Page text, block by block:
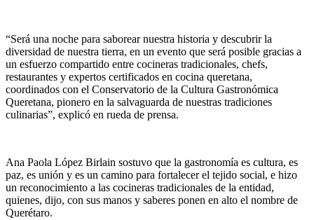
“Será una noche para saborear nuestra historia y descubrir la
diversidad de nuestra tierra, en un evento que será posible gracias a
un esfuerzo compartido entre cocineras tradicionales, chefs,
restaurantes y expertos certificados en cocina queretana,
coordinados con el Conservatorio de la Cultura Gastronómica
Queretana, pionero en la salvaguarda de nuestras tradiciones
culinarias”, explicó en rueda de prensa.
Ana Paola López Birlain sostuvo que la gastronomía es cultura, es
paz, es unión y es un camino para fortalecer el tejido social, e hizo
un reconocimiento a las cocineras tradicionales de la entidad,
quienes, dijo, con sus manos y saberes ponen en alto el nombre de
Querétaro.